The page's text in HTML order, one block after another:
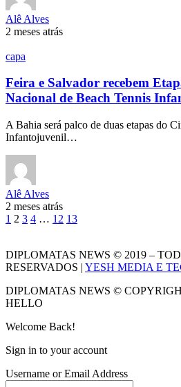
Alê Alves
2 meses atrás
capa
Feira e Salvador recebem
Nacional de Beach Tennis
A Bahia será palco de duas etapas do
Infantojuvenil…
Alê Alves
2 meses atrás
1 2 3 4 … 12 13
DIPLOMATAS NEWS © 2019 –
RESERVADOS | YESH MEDIA E
DIPLOMATAS NEWS ©
HELLO
Welcome Back!
Sign in to your account
Username or Email Address